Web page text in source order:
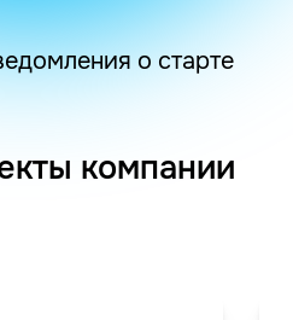
о старте
компании